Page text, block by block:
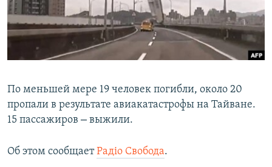
ПОБЕДИТЕЛЕЙ НЕ СУДЯТ?
КРЫМ.НЕПОКОРЕННЫЙ
ПРИСОЕДИНЯЙТЕСЬ!
Все сайты RFE/RL
По меньшей мере 19 человек погибли, около 20
пропали в результате авиакатастрофы на Тайване.
15 пассажиров – выжили.
Об этом сообщаетРадіо Свобода.